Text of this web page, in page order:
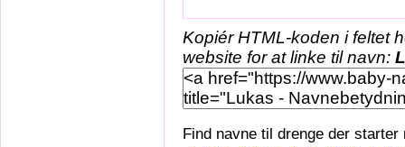
Kopiér HTML-koden i feltet
website for at linke til navn:
Find navne til drenge der starter